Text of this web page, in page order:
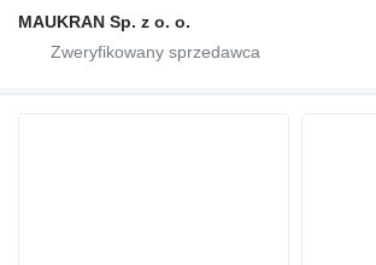
MAUKRAN Sp. z o. o.